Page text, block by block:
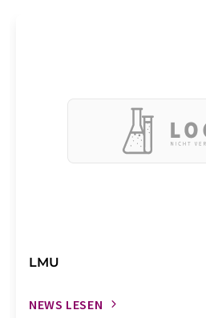
LMU
NEWS LESEN